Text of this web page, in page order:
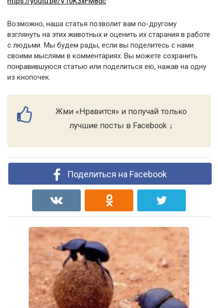
Возможно, наша статья позволит вам по-другому
взглянуть на этих животных и оценить их старания в работе
с людьми. Мы будем рады, если вы поделитесь с нами
своими мыслями в комментариях. Вы можете сохранить
понравившуюся статью или поделиться ею, нажав на одну
из кнопочек.
Жми «Нравится» и получай только
лучшие посты в Facebook ↓
Поделиться на Facebook